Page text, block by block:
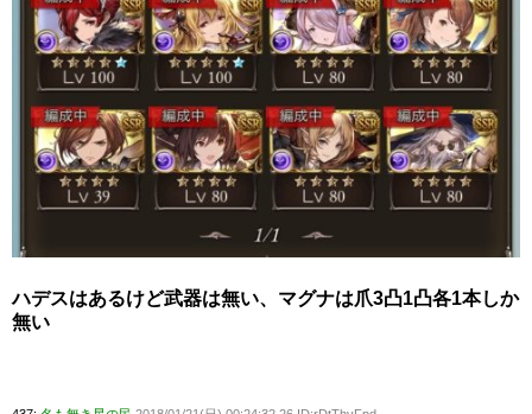
ハデスはあるけど武器は無い、マグナは爪3凸1凸各1本しか
無い